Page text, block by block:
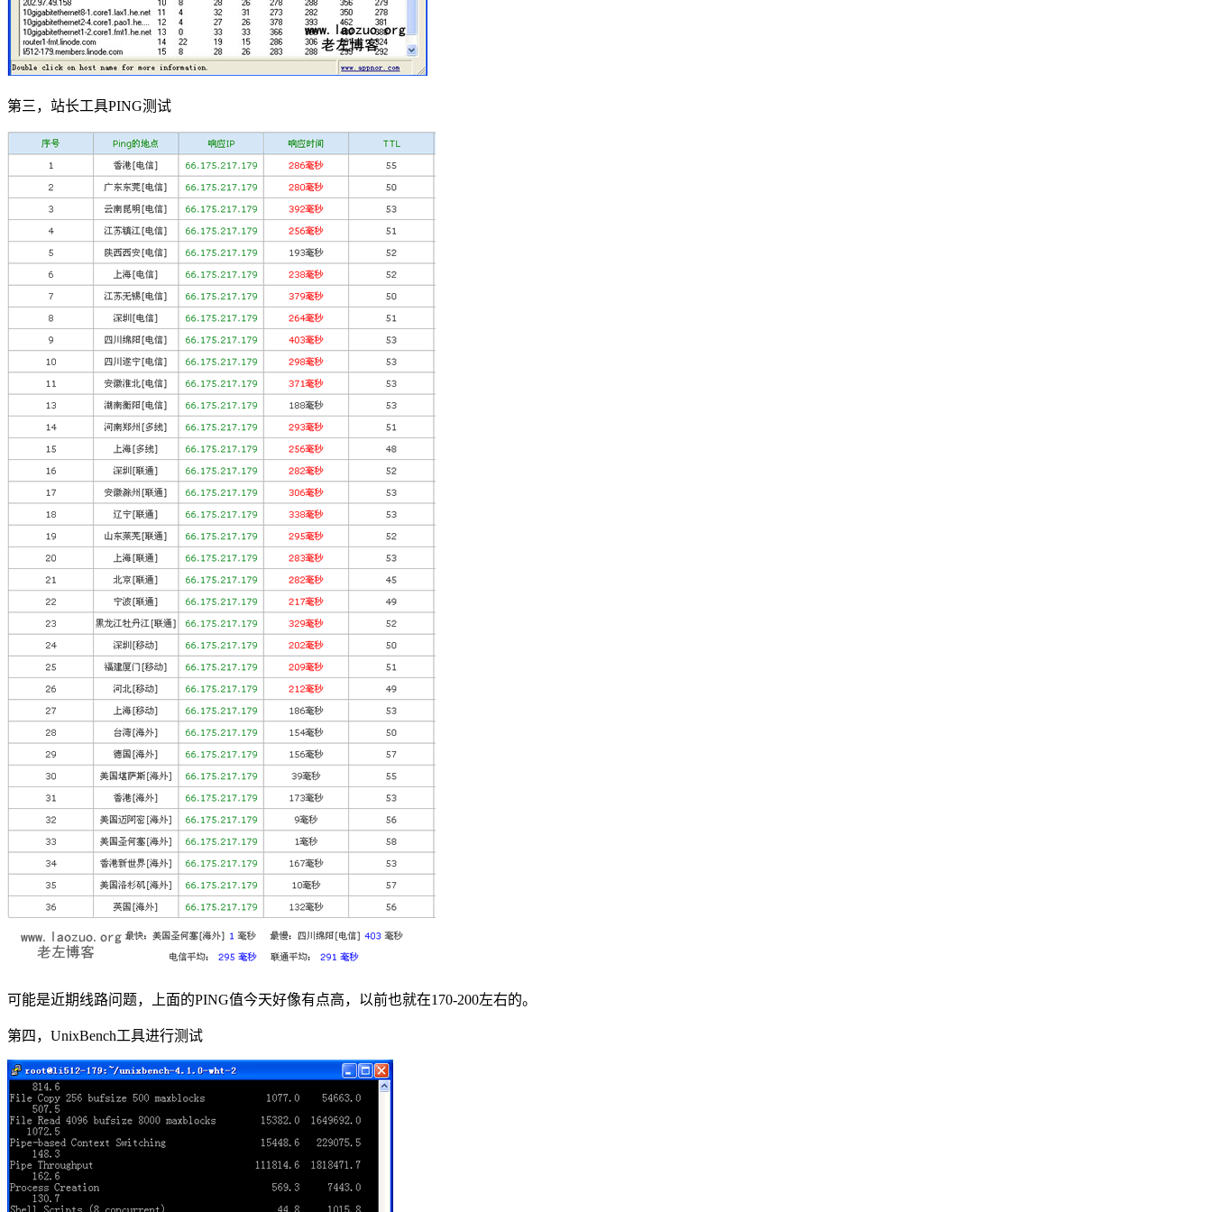
第三，站长工具PING测试
可能是近期线路问题，上面的PING值今天好像有点高，以前也就在170-200左右的。
第四，UnixBench工具进行测试